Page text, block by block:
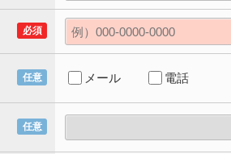
必須
任意 メール 電話
任意